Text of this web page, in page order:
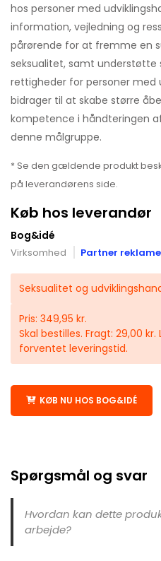
hos personer med
information, vejledning og
pårørende for at fremme en
seksualitet, samt understøtte
rettigheder for personer med
bidrager til at skabe større
kompetence i håndteringen
denne målgruppe.
* Se den gældende produkt
på leverandørens side.
Køb hos leverandør
Bog&idé
Virksomhed Partner
Seksualitet og
Pris: 349,95 kr.
Skal bestilles. Fragt: 29,00
forventet leveringstid.
KØB NU HOS BOG&IDÉ
Spørgsmål og svar
Hvordan kan dette
arbejde?